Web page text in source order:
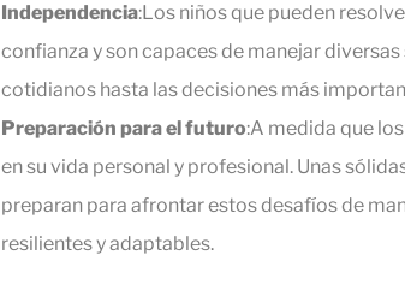
Independencia:Los niños que pueden
confianza y son capaces de manejar
cotidianos hasta las decisiones más
Preparación para el futuro:A medida que
en su vida personal y profesional. Unas
preparan para afrontar estos desafíos de
resilientes y adaptables.